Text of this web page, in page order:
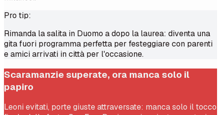
Pro tip:
Rimanda la salita in Duomo a dopo la laurea: diventa una
gita fuori programma perfetta per festeggiare con parenti
e amici arrivati in città per l'occasione.
Scaramanzie superate, ora manca solo il
papiro
Leoni evitati, porte giuste attraversate: manca solo il tocco